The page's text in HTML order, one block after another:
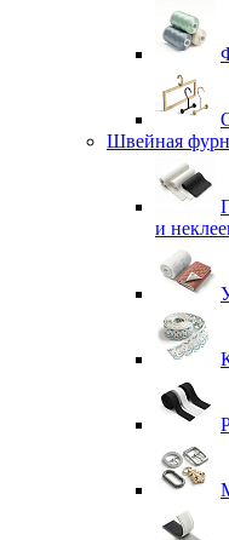
Швейная
и